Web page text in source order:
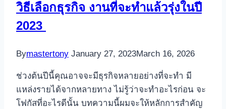
วิธีเลือกธุรกิจ งานที่จะทำแล้วรุ่งในปี
2023
Bymastertony January 27, 2023March 16, 2026
ช่วงต้นปีนี้คุณอาจจะมีธุรกิจหลายอย่างที่จะทำ มี
แหล่งรายได้จากหลายทาง ไม่รู้ว่าจะทำอะไรก่อน จะ
โฟกัสที่อะไรดีนั้น บทความนี้ผมจะให้หลักการสำคัญ